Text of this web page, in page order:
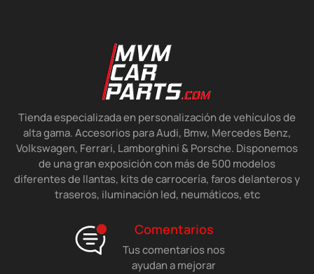
Tienda especializada en personalización de vehículos de
alta gama. Accesorios para Audi, Bmw, Mercedes Benz,
Volkswagen, Ferrari, Lamborghini & Porsche. Disponemos
de una gran exposición con más de 500 modelos
diferentes de llantas, kits de carrocería, faros delanteros y
traseros, iluminación led, neumáticos, etc
Comentarios
Tus comentarios nos
ayudan a mejorar